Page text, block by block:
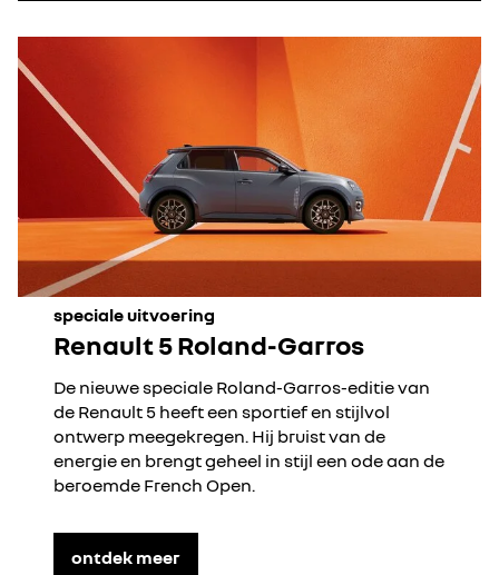
speciale uitvoering
Renault 5 Roland-Garros
De nieuwe speciale Roland-Garros-editie van
de Renault 5 heeft een sportief en stijlvol
ontwerp meegekregen. Hij bruist van de
energie en brengt geheel in stijl een ode aan de
beroemde French Open.
ontdek meer